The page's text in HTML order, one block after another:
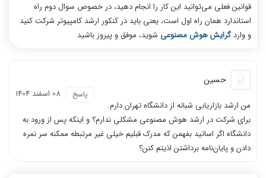
قوانین فعلی می‌توانید این کار را انجام دهید، در خصوص سوال دوم راه
استاندارد همان راه اول است، یعنی باید در کنکور ارشد کامپیوتر شرکت کنید
و واردگرایش هوش مصنوعی شوید، موفق و پیروز باشید
حسین
08 اسفند 1404 پاسخ
من ارشد بازاریابی شبانه از دانشگاه تهران دارم.
برای شرکت در ارشد هوش مصنوعی مشکلی ندارم؟ و اینکه پس از ورود به
دانشگاه اگر اساتید بفهمن که مدرک قبلیم خیلی غیر مرتبطه ممکنه سر نمره
دادن و پایان‌نامه برداشتن اذیتم کنن؟